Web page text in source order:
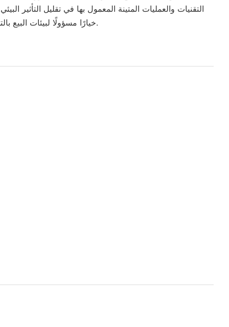
التقنيات والعمليات المتينة المعمول بها في تقليل التأثير
خيارًا مسؤولًا لبيئات البيع بالتجزئة الحديثة.